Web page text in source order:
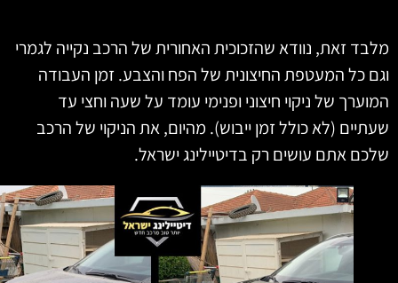
זאת, נוודא שהזכוכית האחורית של הרכב נקייה לגמרי
כל המעטפת החיצונית של הפח והצבע. זמן העבודה
של ניקוי חיצוני ופנימי עומד על שעה וחצי עד
(לא כולל זמן ייבוש). מהיום, את הניקוי של הרכב
אתם עושים רק בדיטיילינג ישראל.